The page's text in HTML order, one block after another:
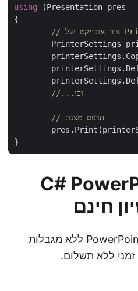
using (Presentation pres =
{
PrinterSettings
//...וכו
// הדפס מצגת
C#
אתה יכול להדפיס מצגות PowerPoint ללא מגבלות
זמני ללא תשלום.